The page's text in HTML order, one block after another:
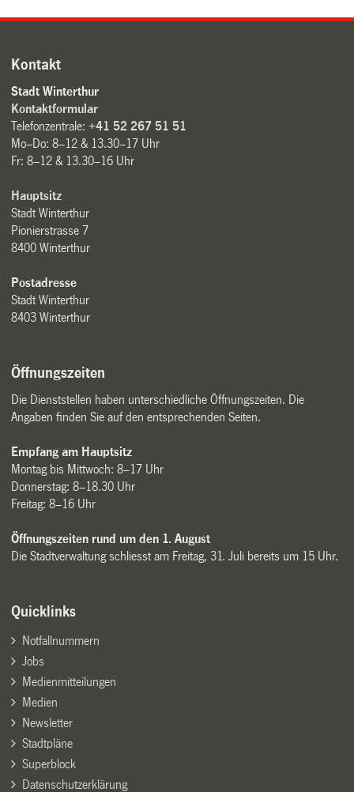
Kontakt
Stadt Winterthur
Kontaktformular
Telefonzentrale:+41 52 267 51 51
Mo–Do: 8–12 & 13.30–17 Uhr
Fr: 8–12 & 13.30–16 Uhr
Hauptsitz
Stadt Winterthur
Pionierstrasse 7
8400 Winterthur
Postadresse
Stadt Winterthur
8403 Winterthur
Öffnungszeiten
Die Dienststellen haben unterschiedliche Öffnungszeiten. Die
Angaben finden Sie auf den entsprechenden Seiten.
Empfang am Hauptsitz
Montag bis Mittwoch: 8–17 Uhr
Donnerstag: 8–18.30 Uhr
Freitag: 8–16 Uhr
Öffnungszeiten rund um den 1. August
Die Stadtverwaltung schliesst am Freitag, 31. Juli bereits um 15 Uhr.
Quicklinks
Notfallnummern
Jobs
Medienmitteilungen
Medien
Newsletter
Stadtpläne
Superblock
Datenschutzerklärung